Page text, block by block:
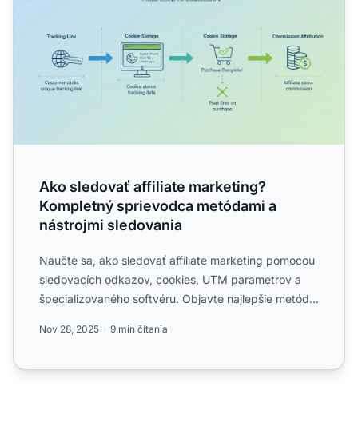
Ako sledovať affiliate marketing?
Kompletný sprievodca metódami a
nástrojmi sledovania
Naučte sa, ako sledovať affiliate marketing pomocou
sledovacích odkazov, cookies, UTM parametrov a
špecializovaného softvéru. Objavte najlepšie metódy
Nov 28, 2025 9 min čítania